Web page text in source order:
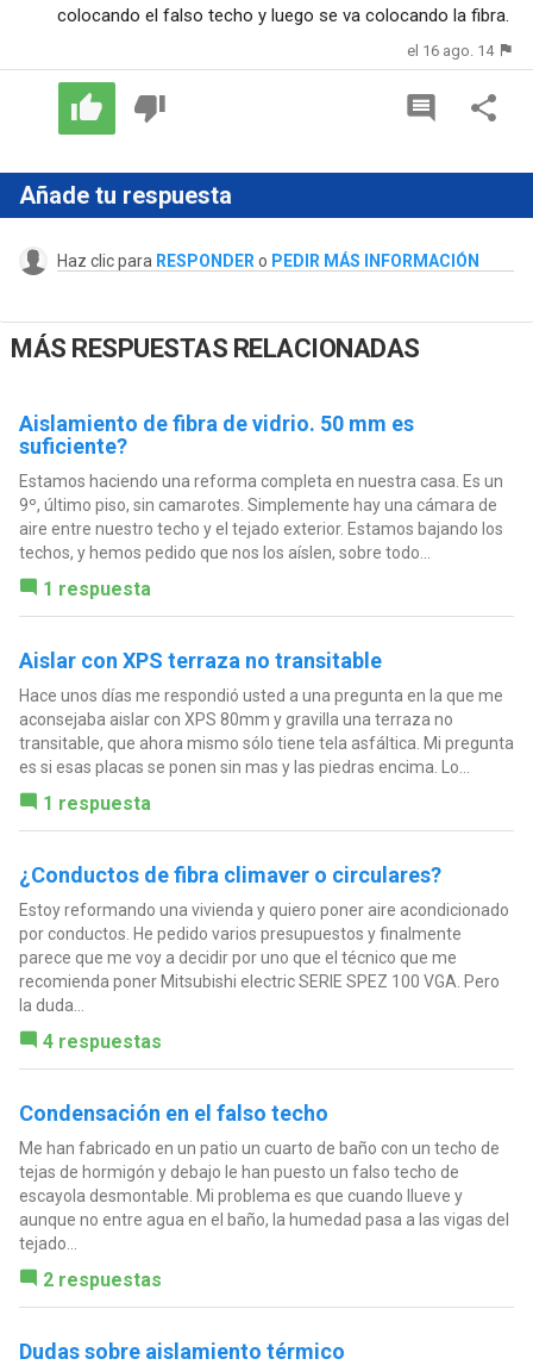
colocando el falso techo y luego se va colocando la fibra.
el 16 ago. 14
Añade tu respuesta
Haz clic para RESPONDER o PEDIR MÁS INFORMACIÓN
MÁS RESPUESTAS RELACIONADAS
Aislamiento de fibra de vidrio. 50 mm es
suficiente?
Estamos haciendo una reforma completa en nuestra casa. Es un
9º, último piso, sin camarotes. Simplemente hay una cámara de
aire entre nuestro techo y el tejado exterior. Estamos bajando los
techos, y hemos pedido que nos los aíslen, sobre todo...
1 respuesta
Aislar con XPS terraza no transitable
Hace unos días me respondió usted a una pregunta en la que me
aconsejaba aislar con XPS 80mm y gravilla una terraza no
transitable, que ahora mismo sólo tiene tela asfáltica. Mi pregunta
es si esas placas se ponen sin mas y las piedras encima. Lo...
1 respuesta
¿Conductos de fibra climaver o circulares?
Estoy reformando una vivienda y quiero poner aire acondicionado
por conductos. He pedido varios presupuestos y finalmente
parece que me voy a decidir por uno que el técnico que me
recomienda poner Mitsubishi electric SERIE SPEZ 100 VGA. Pero
la duda...
4 respuestas
Condensación en el falso techo
Me han fabricado en un patio un cuarto de baño con un techo de
tejas de hormigón y debajo le han puesto un falso techo de
escayola desmontable. Mi problema es que cuando llueve y
aunque no entre agua en el baño, la humedad pasa a las vigas del
tejado...
2 respuestas
Dudas sobre aislamiento térmico